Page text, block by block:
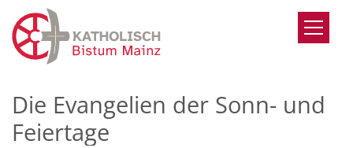
Zum Inhalt springen
Die Evangelien der Sonn- und
Feiertage